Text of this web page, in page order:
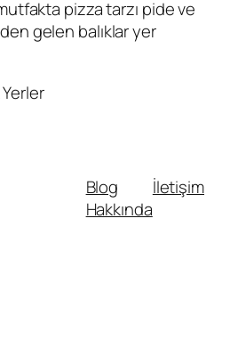
pizza tarzı pide ve
gelen balıklar yer
Blog
Hakkında
İletişim